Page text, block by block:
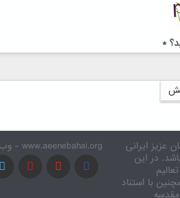
*
www.aeenebahai.org - وب سایت معرفی آئین بهائی به زبان فارسی
عزیز ایرانی
در این
با استناد